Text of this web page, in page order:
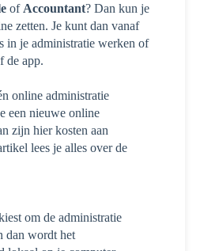
of Accountant? Dan kun je
zetten. Je kunt dan vanaf
in je administratie werken of
de app.
online administratie
een nieuwe online
zijn hier kosten aan
lees je alles over de
om de administratie
dan wordt het